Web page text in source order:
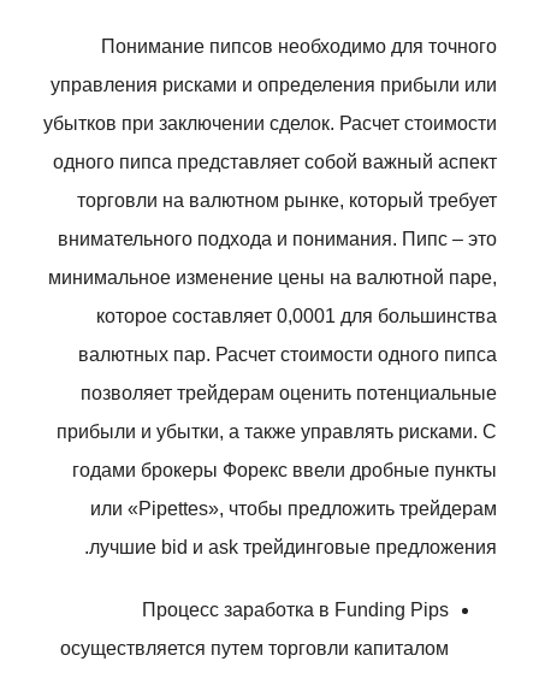
Понимание пипсов необходимо для точного
управления рисками и определения прибыли или
убытков при заключении сделок. Расчет стоимости
одного пипса представляет собой важный аспект
торговли на валютном рынке, который требует
внимательного подхода и понимания. Пипс – это
минимальное изменение цены на валютной паре,
которое составляет 0,0001 для большинства
валютных пар. Расчет стоимости одного пипса
позволяет трейдерам оценить потенциальные
прибыли и убытки, а также управлять рисками. С
годами брокеры Форекс ввели дробные пункты
или «Pipettes», чтобы предложить трейдерам
лучшие bid и ask трейдинговые предложения.
Процесс заработка в Funding Pips
осуществляется путем торговли капиталом